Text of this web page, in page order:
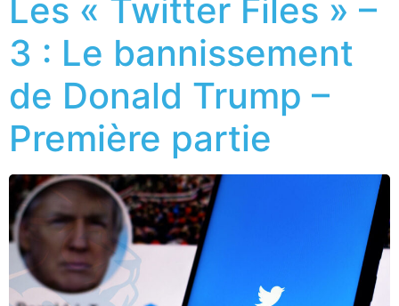
Les « Twitter Files » –
3 : Le bannissement
de Donald Trump –
Première partie